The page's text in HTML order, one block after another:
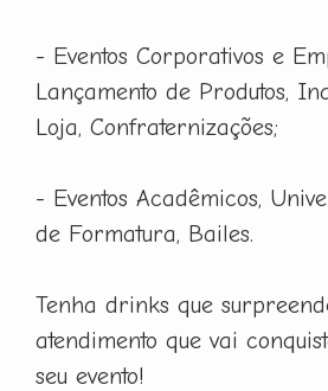
- Eventos Corporativos e
Lançamento de Produtos,
Loja, Confraternizações;
- Eventos Acadêmicos,
de Formatura, Bailes.
Tenha drinks que
atendimento que vai
seu evento!